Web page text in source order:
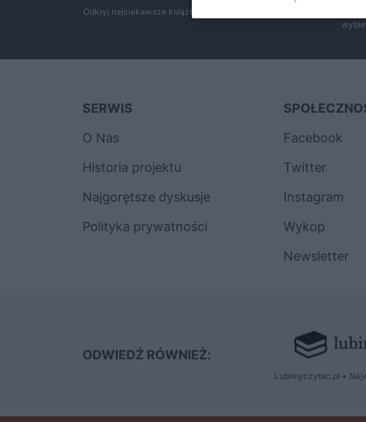
Odkryj najciekawsze książki historyczne w atrakcyjnych cenach.
SERWIS
O Nas
Historia projektu
Najgorętsze dyskusje
Polityka prywatności
Facebook
Twitter
Instagram
Wykop
Newsletter
ODWIEDŹ RÓWNIEŻ:
Lubimyczytac.pl •